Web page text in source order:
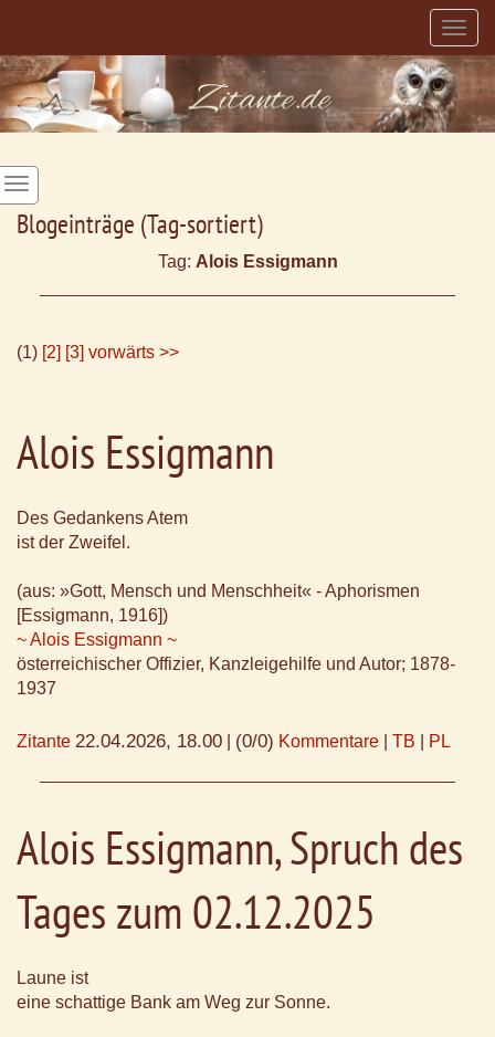
Blogeinträge (Tag-sortiert)
Tag: Alois Essigmann
(1) [2] [3] vorwärts >>
Alois Essigmann
Des Gedankens Atem
ist der Zweifel.
(aus: »Gott, Mensch und Menschheit« - Aphorismen
[Essigmann, 1916])
~ Alois Essigmann ~
österreichischer Offizier, Kanzleigehilfe und Autor; 1878-
1937
Zitante 22.04.2026, 18.00 (0/0) Kommentare TB PL
Alois Essigmann, Spruch des
Tages zum 02.12.2025
Laune ist
eine schattige Bank am Weg zur Sonne.